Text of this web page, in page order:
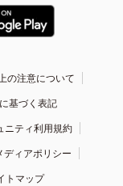
の注意について
基づく表記
ニティ利用規約
ディアポリシー
トマップ